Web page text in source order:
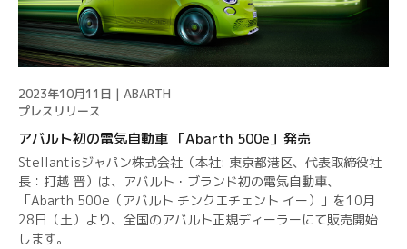
2023年10月11日 | ABARTH
プレスリリース
アバルト初の電気自動車 「Abarth 500e」発売
Stellantisジャパン株式会社（本社: 東京都港区、代表取締役社
⻑：打越 晋）は、アバルト・ブランド初の電気自動車、
「Abarth 500e（アバルト チンクエチェント イー）」を10月
28日（土）より、全国のアバルト正規ディーラーにて販売開始
します。